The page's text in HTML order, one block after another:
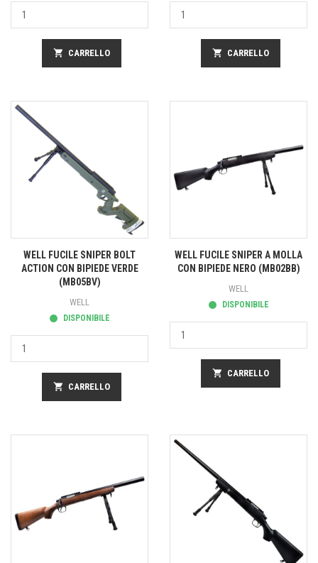
shopping_cart CARRELLO shopping_cart CARRELLO
WELL FUCILE SNIPER BOLT
ACTION CON BIPIEDE VERDE
(MB05BV)
WELL
DISPONIBILE
shopping_cart CARRELLO
WELL FUCILE SNIPER A MOLLA
CON BIPIEDE NERO (MB02BB)
WELL
DISPONIBILE
shopping_cart CARRELLO